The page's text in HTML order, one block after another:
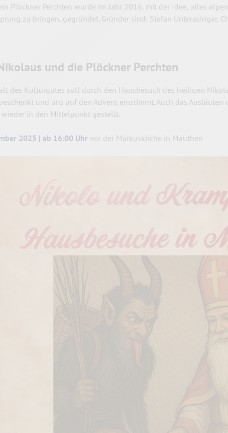
Plöckner Perchten wurde im Jahr 2016, mit der Idee, altes
zu bringen, gegründet. Gründer sind: Stefan Unterasinger,
und die Plöckner Perchten
des Kulturgutes soll durch den Hausbesuch des heiligen
und uns auf den Advent einstimmt. Auch das Ausläuten
wieder in den Mittelpunkt gestellt.
2025 | ab 16:00 Uhr vor der Markuskirche in Mauthen